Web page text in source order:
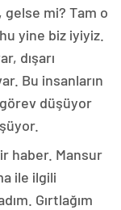
gelse mi? Tam o
yine biz iyiyiz.
dışarı
Bu insanların
düşüyor
haber. Mansur
ile ilgili
Gırtlağım